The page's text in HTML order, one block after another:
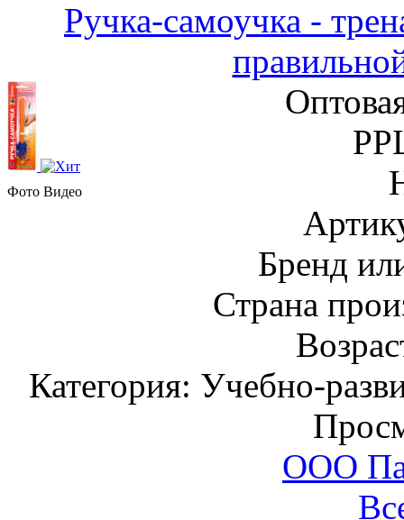
Ручка-самоучка -
Фото Видео
Бренд
Страна
Категория: Учебно-
ООО